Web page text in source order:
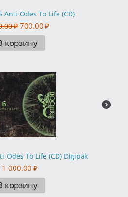
Anti-Odes To Life (CD)
₽ 700.00 ₽
корзину
Odes To Life (CD) Digipak
1 000.00 ₽
корзину